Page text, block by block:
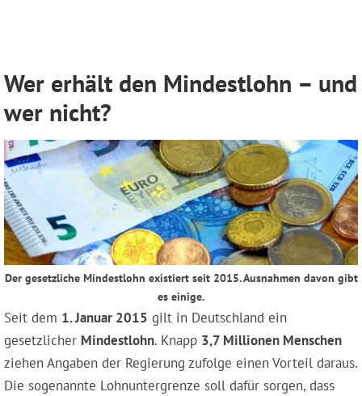
Wer erhält den Mindestlohn – und
wer nicht?
Der gesetzliche Mindestlohn existiert seit 2015. Ausnahmen davon gibt
es einige.
Seit dem 1. Januar 2015 gilt in Deutschland ein
gesetzlicher Mindestlohn. Knapp 3,7 Millionen Menschen
ziehen Angaben der Regierung zufolge einen Vorteil daraus.
Die sogenannte Lohnuntergrenze soll dafür sorgen, dass